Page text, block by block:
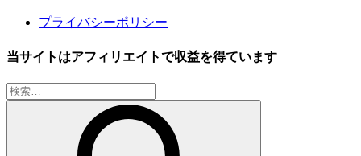
プライバシーポリシー
当サイトはアフィリエイトで収益を得ています
検
索: